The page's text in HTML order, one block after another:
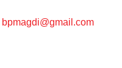
bpmagdi@gmail.com